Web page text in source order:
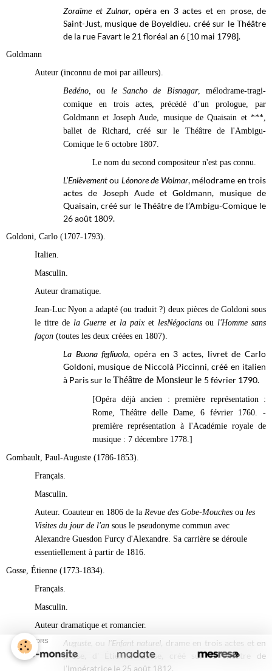
Zoraïme et Zulnar, opéra en 3 actes et en prose, de
Saint-Just, musique de Boyeldieu. créé sur le Théâtre
de la rue Favart le 21 floréal an 6 [10 mai 1798].
Goldmann
Auteur (inconnu de moi par ailleurs).
Bedéno,ou le Sancho de Bisnagar, mélodrame-tragi-
comique en trois actes, précédé d’un prologue, par
Goldmann et Joseph Aude, musique de Quaisain et ***,
ballet de Richard, créé sur le Théâtre de l'Ambigu-
Comique le 6 octobre 1807.
Le nom du second compositeur n'est pas connu.
L’Enlèvementou Léonore de Wolmar, mélodrame en trois
actes de Joseph Aude et Goldmann, musique de
Quaisain, créé sur le Théâtre de l’Ambigu-Comique le
26 août 1809.
Goldoni, Carlo (1707-1793).
Italien.
Masculin.
Auteur dramatique.
Jean-Luc Nyon a adapté (ou traduit ?) deux pièces de Goldoni sous
le titre de la Guerre et la paixet lesNégociansoul'Homme sans
façon (toutes les deux créées en 1807).
La Buona figliuola, opéra en 3 actes, livret de Carlo
Goldoni, musique de Niccolà Piccinni, créé en italien
à Paris sur leThéâtre de Monsieur le 5 février 1790.
[Opéra déjà ancien : première représentation :
Rome, Théâtre delle Dame, 6 février 1760. -
première représentation à l'Académie royale de
musique : 7 décembre 1778.]
Gombault, Paul-Auguste (1786-1853).
Français.
Masculin.
Auteur. Coauteur en 1806 de la Revue des Gobe-Mouches ou les
Visites du jour de l'an sous le pseudonyme commun avec
Alexandre Guesdon Furcy d'Alexandre. Sa carrière se déroule
essentiellement à partir de 1816.
Gosse, Étienne (1773-1834).
Français.
Masculin.
Auteur dramatique et romancier.
Auguste, ou l'Enfant naturel , drame en trois actes et en
prose, d' Étienne Gosse, créé sur le Théâtre de
l'Impératrice le 25 août 1 812.
SPONSORS